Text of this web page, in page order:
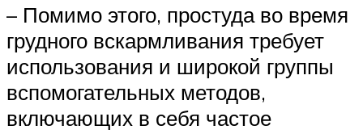
– Помимо этого, простуда во время
грудного вскармливания требует
использования и широкой группы
вспомогательных методов,
включающих в себя частое